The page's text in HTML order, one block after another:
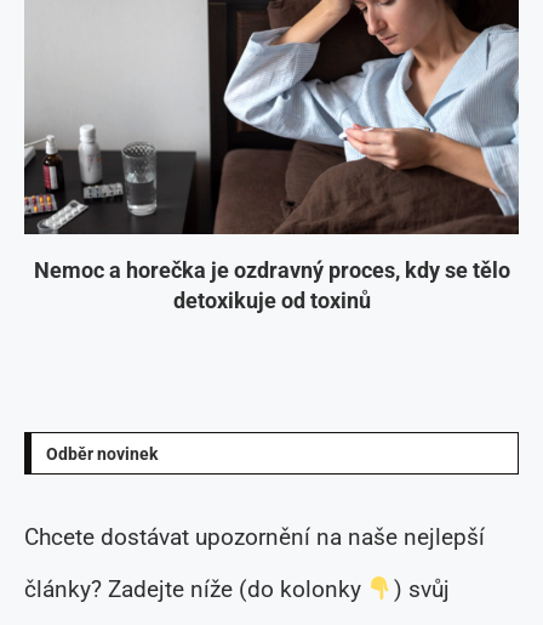
Nemoc a horečka je ozdravný proces, kdy se tělo
detoxikuje od toxinů
Odběr novinek
Chcete dostávat upozornění na naše nejlepší
články? Zadejte níže (do kolonky
) svůj